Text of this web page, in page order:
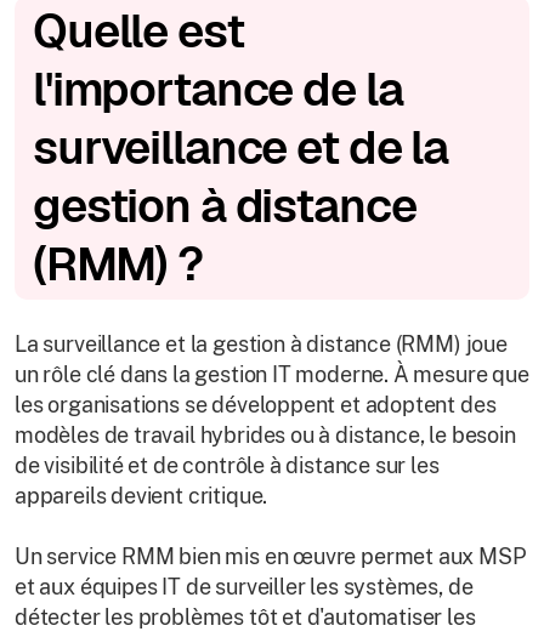
Quelle est
l'importance de la
surveillance et de la
gestion à distance
(RMM) ?
La surveillance et la gestion à distance (RMM) joue
un rôle clé dans la gestion IT moderne. À mesure que
les organisations se développent et adoptent des
modèles de travail hybrides ou à distance, le besoin
de visibilité et de contrôle à distance sur les
appareils devient critique.
Un service RMM bien mis en œuvre permet aux MSP
et aux équipes IT de surveiller les systèmes, de
détecter les problèmes tôt et d'automatiser les